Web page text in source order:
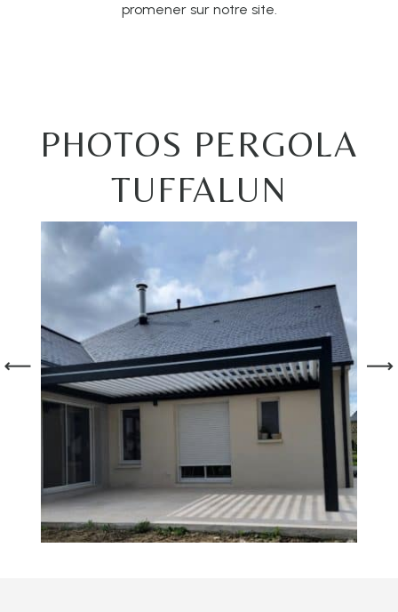
promener sur notre site.
PHOTOS PERGOLA
TUFFALUN